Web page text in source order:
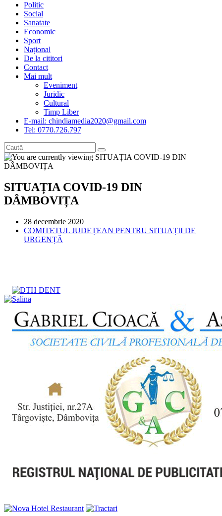
Politic
Social
Sanatate
Economic
Sport
Național
De la cititori
Contact
Mai mult
Eveniment
Juridic
Cultural
Timp Liber
E-mail: chindiamedia2020@gmail.com
Tel: 0770.726.797
SITUAȚIA COVID-19 DIN
DÂMBOVIȚA
Post
published:
28 decembrie 2020
Post
category:
COMITETUL JUDEȚEAN PENTRU SITUAȚII DE
URGENȚĂ